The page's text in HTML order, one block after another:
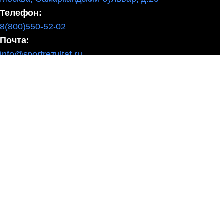
Телефон:
8(800)550-52-02
Почта:
info@sportrezultat.ru